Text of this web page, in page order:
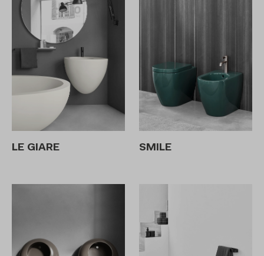
LE GIARE SMILE